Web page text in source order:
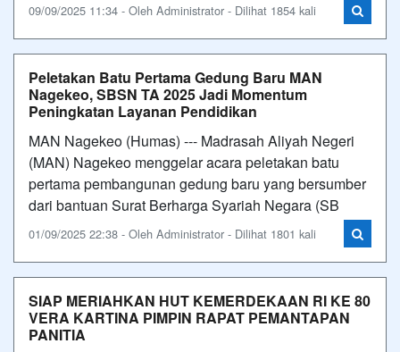
09/09/2025 11:34 - Oleh Administrator - Dilihat 1854 kali
Peletakan Batu Pertama Gedung Baru MAN
Nagekeo, SBSN TA 2025 Jadi Momentum
Peningkatan Layanan Pendidikan
MAN Nagekeo (Humas) --- Madrasah Aliyah Negeri
(MAN) Nagekeo menggelar acara peletakan batu
pertama pembangunan gedung baru yang bersumber
dari bantuan Surat Berharga Syariah Negara (SB
01/09/2025 22:38 - Oleh Administrator - Dilihat 1801 kali
SIAP MERIAHKAN HUT KEMERDEKAAN RI KE 80
VERA KARTINA PIMPIN RAPAT PEMANTAPAN
PANITIA